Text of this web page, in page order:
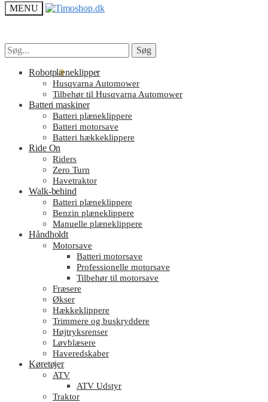
MENU
Søg
efter:
Søg
kr.0.00 0
Søg
efter:
Søg
Robotplæneklipper
Husqvarna Automower
Tilbehør til Husqvarna Automower
Batteri maskiner
Batteri plæneklippere
Batteri motorsave
Batteri hækkeklippere
Ride On
Riders
Zero Turn
Havetraktor
Walk-behind
Batteri plæneklippere
Benzin plæneklippere
Manuelle plæneklippere
Håndholdt
Motorsave
Batteri motorsave
Professionelle motorsave
Tilbehør til motorsave
Fræsere
Økser
Hækkeklippere
Trimmere og buskryddere
Højtryksrenser
Løvblæsere
Haveredskaber
Køretøjer
ATV
ATV Udstyr
Traktor